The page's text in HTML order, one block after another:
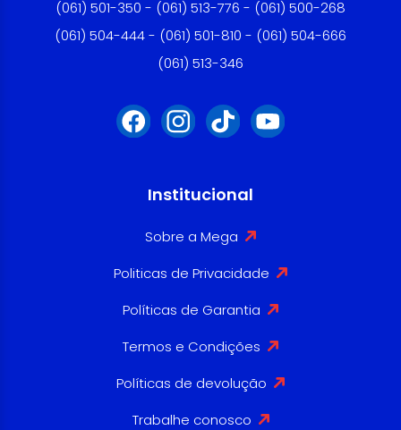
(061) 501-350 - (061) 513-776 - (061) 500-268
(061) 504-444 - (061) 501-810 - (061) 504-666
(061) 513-346
Institucional
Sobre a Mega
Politicas de Privacidade
Políticas de Garantia
Termos e Condições
Políticas de devolução
Trabalhe conosco